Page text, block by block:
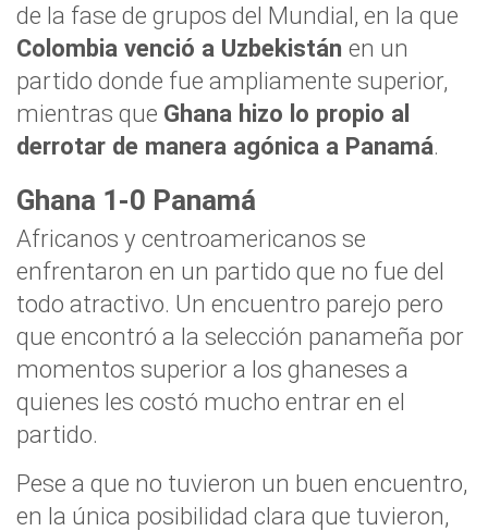
de la fase de grupos del Mundial, en la que
Colombia venció a Uzbekistán en un
partido donde fue ampliamente superior,
mientras que Ghana hizo lo propio al
derrotar de manera agónica a Panamá.
Ghana 1-0 Panamá
Africanos y centroamericanos se
enfrentaron en un partido que no fue del
todo atractivo. Un encuentro parejo pero
que encontró a la selección panameña por
momentos superior a los ghaneses a
quienes les costó mucho entrar en el
partido.
Pese a que no tuvieron un buen encuentro,
en la única posibilidad clara que tuvieron,